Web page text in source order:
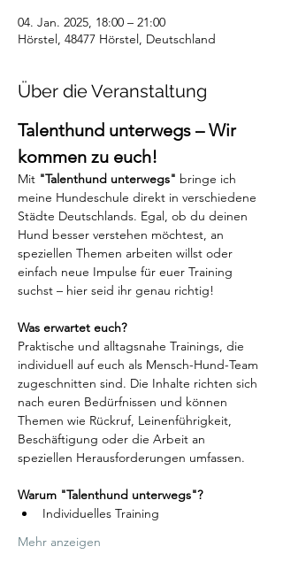
04. Jan. 2025, 18:00 – 21:00
Hörstel, 48477 Hörstel, Deutschland
Über die Veranstaltung
Talenthund unterwegs – Wir
kommen zu euch!
Mit "Talenthund unterwegs" bringe ich
meine Hundeschule direkt in verschiedene
Städte Deutschlands. Egal, ob du deinen
Hund besser verstehen möchtest, an
speziellen Themen arbeiten willst oder
einfach neue Impulse für euer Training
suchst – hier seid ihr genau richtig!
Was erwartet euch?
Praktische und alltagsnahe Trainings, die
individuell auf euch als Mensch-Hund-Team
zugeschnitten sind. Die Inhalte richten sich
nach euren Bedürfnissen und können
Themen wie Rückruf, Leinenführigkeit,
Beschäftigung oder die Arbeit an
speziellen Herausforderungen umfassen.
Warum "Talenthund unterwegs"?
Individuelles Training
Mehr anzeigen